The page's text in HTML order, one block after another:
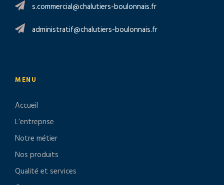
s.commercial@chalutiers-boulonnais.fr
administratif@chalutiers-boulonnais.fr
MENU
Accueil
L’entreprise
Notre métier
Nos produits
Qualité et services